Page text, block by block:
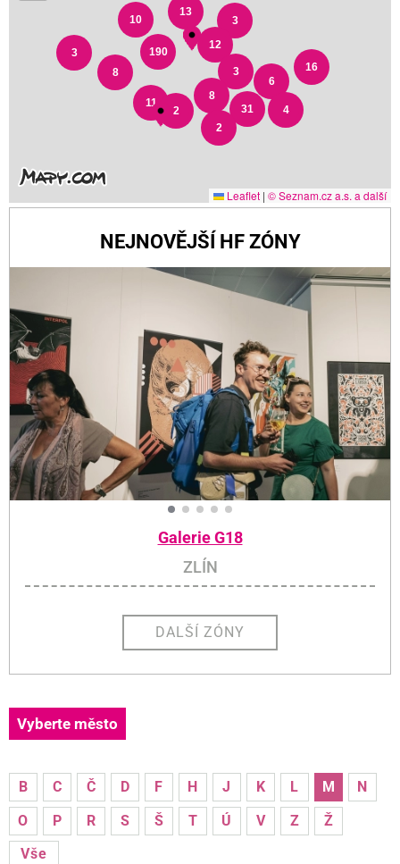
3
2
16
2
6
4
8
31
3
3
13
12
10
8
11
190
Leaflet | © Seznam.cz a.s. a další
NEJNOVĚJŠÍ HF ZÓNY
Galerie G18
ZLÍN
DALŠÍ ZÓNY
Vyberte město
B C Č D F H J K L M
N
O
P R S Š T Ú V Z
Ž
Vše